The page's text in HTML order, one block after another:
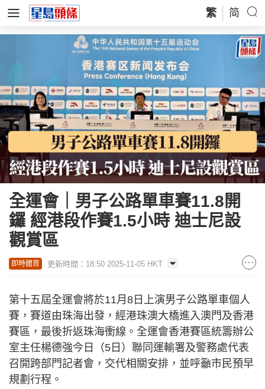
繁 简
全運會｜男子公路單車賽11.8開
鑼 經港段作賽1.5小時 迪士尼設
觀賞區
即時體育 更新時間：18:50 2025-11-05 HKT
第十五屆全運會將於11月8日上演男子公路單車個人
賽，賽道由珠海出發，經港珠澳大橋進入澳門及香港
賽區，最後折返珠海衝線。全運會香港賽區統籌辦公
室主任楊德強今日（5日）聯同運輸署及警務處代表
召開跨部門記者會，交代相關安排，並呼籲市民預早
規劃行程。